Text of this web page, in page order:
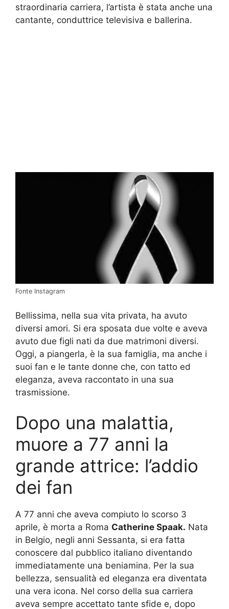
straordinaria carriera, l’artista è stata anche una
cantante, conduttrice televisiva e ballerina.
Fonte Instagram
Bellissima, nella sua vita privata, ha avuto
diversi amori. Si era sposata due volte e aveva
avuto due figli nati da due matrimoni diversi.
Oggi, a piangerla, è la sua famiglia, ma anche i
suoi fan e le tante donne che, con tatto ed
eleganza, aveva raccontato in una sua
trasmissione.
Dopo una malattia,
muore a 77 anni la
grande attrice: l’addio
dei fan
A 77 anni che aveva compiuto lo scorso 3
aprile, è morta a Roma Catherine Spaak. Nata
in Belgio, negli anni Sessanta, si era fatta
conoscere dal pubblico italiano diventando
immediatamente una beniamina. Per la sua
bellezza, sensualità ed eleganza era diventata
una vera icona. Nel corso della sua carriera
aveva sempre accettato tante sfide e, dopo